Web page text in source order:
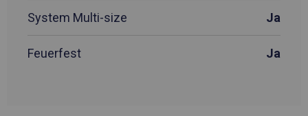
System Multi-size Ja
Feuerfest Ja